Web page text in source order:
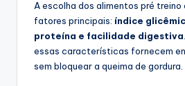
A escolha dos alimentos pré
fatores principais: índice
proteína e facilidade digestiva
essas características fornecem
sem bloquear a queima de gordura.